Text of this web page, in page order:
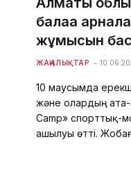
балаға
жұмысын
ЖАҢАЛЫҚТАР
10 маусымда
және олардың ата-
Camp» спорттық-
ашылуы өтті.